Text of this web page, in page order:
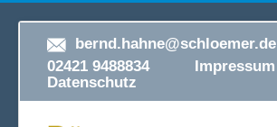
bernd.hahne@schloemer.de
02421 9488834 Impressum
Datenschutz